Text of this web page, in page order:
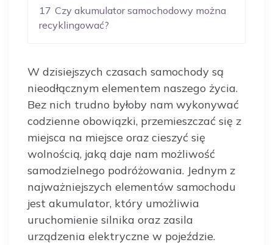
17 Czy akumulator samochodowy można
recyklingować?
W dzisiejszych czasach samochody są
nieodłącznym elementem naszego życia.
Bez nich trudno byłoby nam wykonywać
codzienne obowiązki, przemieszczać się z
miejsca na miejsce oraz cieszyć się
wolnością, jaką daje nam możliwość
samodzielnego podróżowania. Jednym z
najważniejszych elementów samochodu
jest akumulator, który umożliwia
uruchomienie silnika oraz zasila
urządzenia elektryczne w pojeździe.